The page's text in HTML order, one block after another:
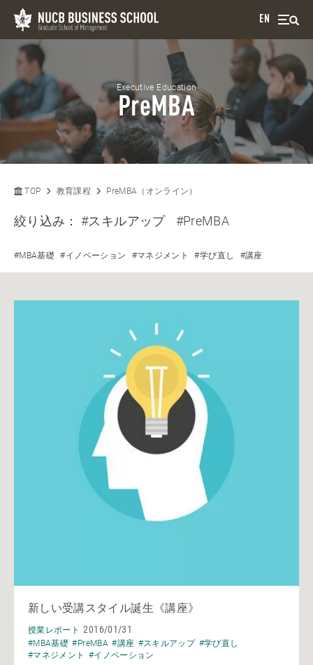
EN
Executive Education
PreMBA
TOP 教育課程 PreMBA（オンライン）
絞り込み：#スキルアップ #PreMBA
#MBA基礎 #イノベーション #マネジメント #学び直し #講座
新しい受講スタイル誕生《講座》
授業レポート 2016/01/31
#MBA基礎 #PreMBA #講座 #スキルアップ #学び直し
#マネジメント
#イノベーション